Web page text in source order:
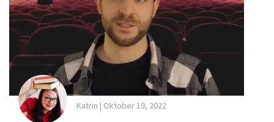
Katrin | Oktober 19, 2022